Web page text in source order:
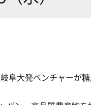
大発ベンチャーが